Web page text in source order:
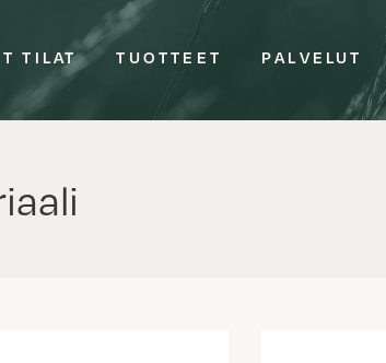
TILAT TUOTTEET PALVELUT